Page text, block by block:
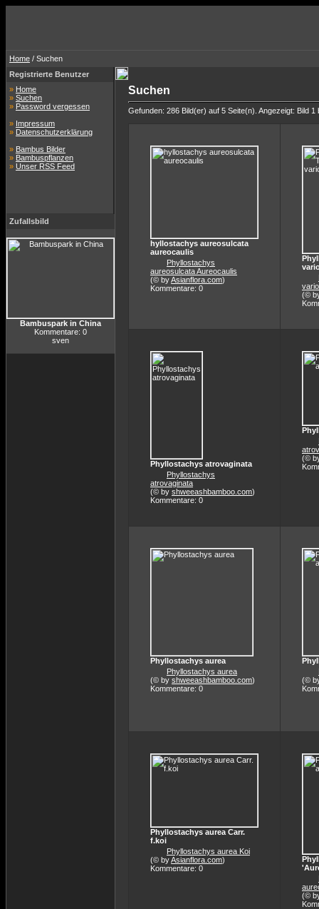
Home / Suchen
Registrierte Benutzer
» Home
» Suchen
» Password vergessen
» Impressum
» Datenschutzerklärung
» Bambus Bilder
» Bambuspflanzen
» Unser RSS Feed
Zufallsbild
Bambuspark in China
Kommentare: 0
sven
Suchen
Gefunden: 286 Bild(er) auf 5 Seite(n). Angezeigt: Bild 1
hyllostachys aureosulcata
aureocaulis
Phyllostachys
aureosulcata Aureocaulis
(© byAsianflora.com)
Kommentare: 0
(©
Phyllostachys atrovaginata
Phyllostachys
atrovaginata
(© by shweeashbamboo.com)
Kommentare: 0
(©
Phyllostachys aurea
Phyllostachys aurea
(© by shweeashbamboo.com)
Kommentare: 0
(©
Phyllostachys aurea Carr.
f.koi
Phyllostachys aurea Koi
(© byAsianflora.com)
Kommentare: 0
(©